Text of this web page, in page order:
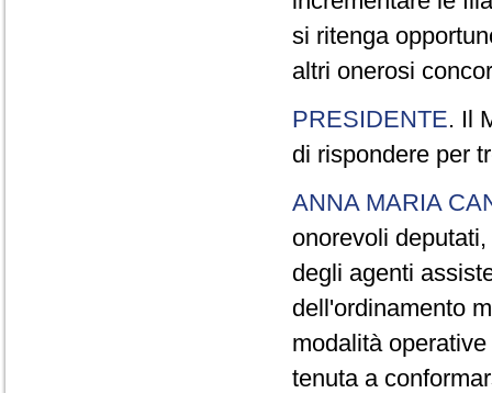
si ritenga
altri onerosi
PRESIDENTE. Il
di rispondere per
ANNA MARIA
onorevoli
degli agenti
dell'ordinamento
modalità
tenuta a